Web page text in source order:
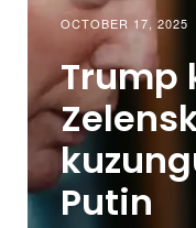
OCTOBER 17, 2025
Trump
Putin